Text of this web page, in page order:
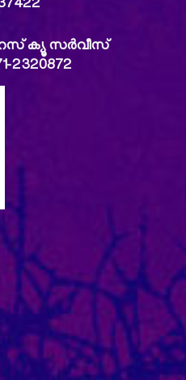
സര്‍വീസ്
2320872